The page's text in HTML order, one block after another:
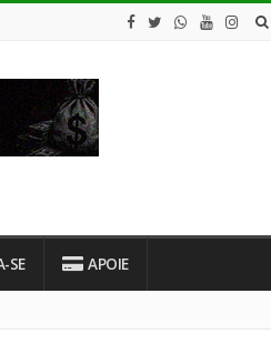
SE APOIE